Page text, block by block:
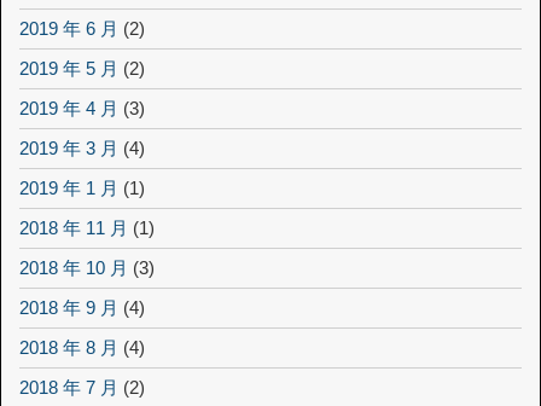
2019 年 6 月 (2)
2019 年 5 月 (2)
2019 年 4 月 (3)
2019 年 3 月 (4)
2019 年 1 月 (1)
2018 年 11 月 (1)
2018 年 10 月 (3)
2018 年 9 月 (4)
2018 年 8 月 (4)
2018 年 7 月 (2)